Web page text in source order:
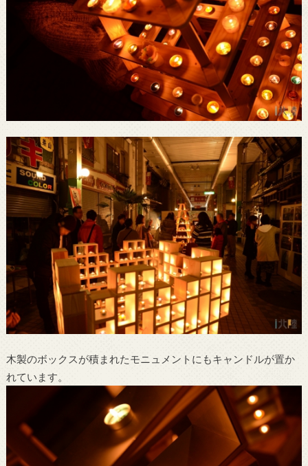
木製のボックスが積まれたモニュメントにもキャンドルが置か
れています。